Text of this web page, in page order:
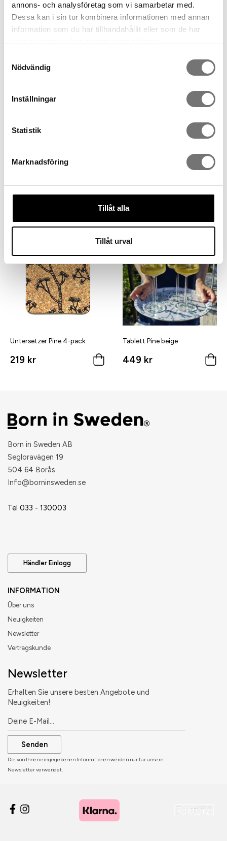
annons- och analysföretag som vi samarbetar med.
Dessa kan i sin tur kombinera informationen med annan
information som du har tillhandahållit eller som de har
Nödvändig
Inställningar
Statistik
Marknadsföring
Tillåt alla
Tillåt urval
Pine Tablett Groß Spühltuch Pine
349 kr
Untersetzer Pine 4-pack
219 kr
Tablett Pine beige
449 kr
Born in Sweden AB
Segloravägen 19
504 64 Borås
​Info@borninsweden.se
Tel 033 - 130003
Händler Einlogg
INFORMATION
Ûber uns
Neuigkeiten
Newsletter
Vertragskunde
Newsletter
Erhalten Sie unsere besten Angebote und
Neuigkeiten!
Senden
Die von Ihnen eingegebenen Informationen werden nur für unsere
Newsletter verwendet.